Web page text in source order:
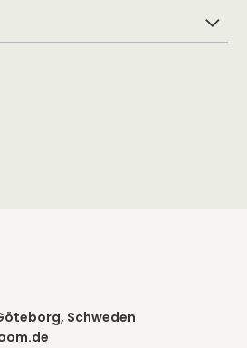
Schweden